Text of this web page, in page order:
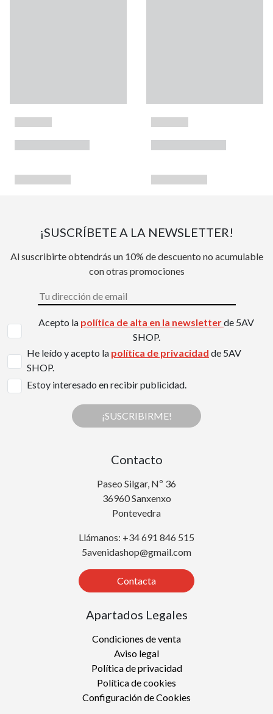
¡SUSCRÍBETE A LA NEWSLETTER!
Al suscribirte obtendrás un 10% de descuento no acumulable
con otras promociones
Acepto la política de alta en la newsletterde 5AV
SHOP.
He leído y acepto la política de privacidad de 5AV
SHOP.
Estoy interesado en recibir publicidad.
¡SUSCRIBIRME!
Contacto
Paseo Silgar, Nº 36
36960 Sanxenxo
Pontevedra
Llámanos: +34 691 846 515
5avenidashop@gmail.com
Contacta
Apartados Legales
Condiciones de venta
Aviso legal
Política de privacidad
Política de cookies
Configuración de Cookies